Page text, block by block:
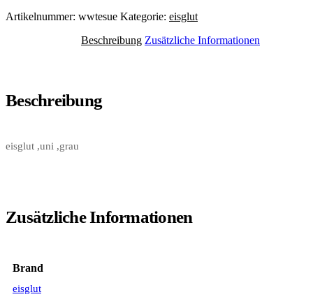
Artikelnummer: wwtesue Kategorie: eisglut
Beschreibung Zusätzliche Informationen
Beschreibung
eisglut ,uni ,grau
Zusätzliche Informationen
Brand
eisglut